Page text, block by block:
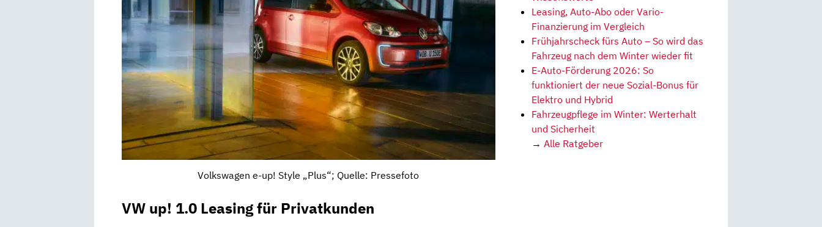
Volkswagen e-up! Style „Plus“; Quelle: Pressefoto
VW up! 1.0 Leasing für Privatkunden
Leasing, Auto-Abo oder Vario-
Finanzierung im Vergleich
Frühjahrscheck fürs Auto – So wird das
Fahrzeug nach dem Winter wieder fit
E-Auto-Förderung 2026: So
funktioniert der neue Sozial-Bonus für
Elektro und Hybrid
Fahrzeugpflege im Winter: Werterhalt
und Sicherheit
→ Alle Ratgeber